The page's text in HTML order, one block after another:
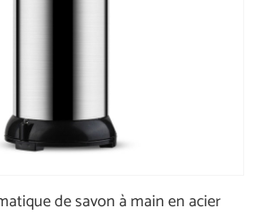
de savon à main en acier